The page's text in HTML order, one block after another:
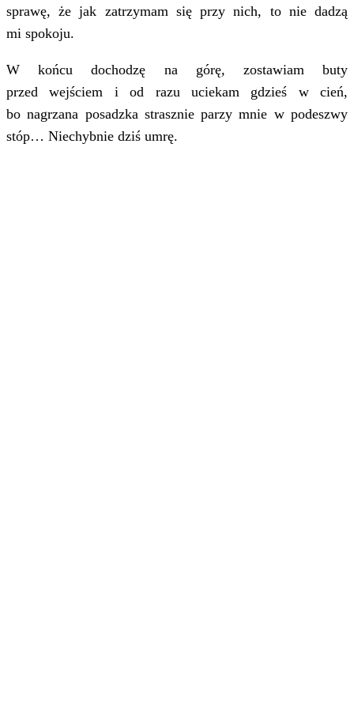
sprawę, że jak zatrzymam się przy nich, to nie dadzą
mi spokoju.
W końcu dochodzę na górę, zostawiam buty
przed wejściem i od razu uciekam gdzieś w cień,
bo nagrzana posadzka strasznie parzy mnie w podeszwy
stóp… Niechybnie dziś umrę.